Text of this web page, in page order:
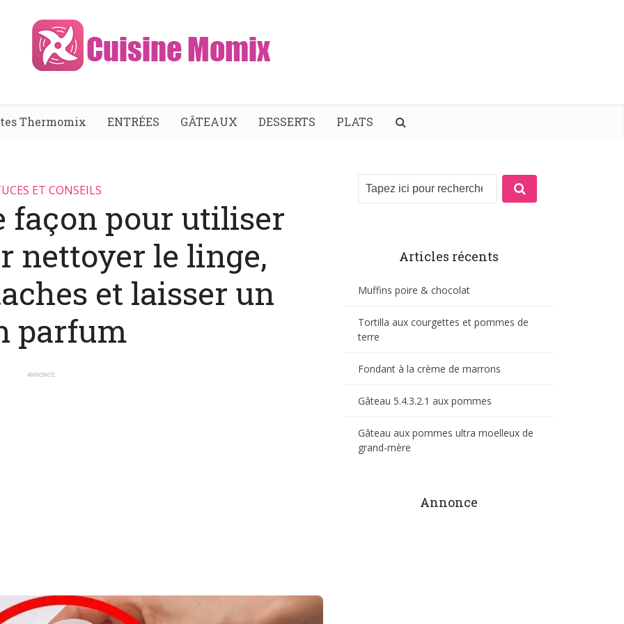
Thermomix ENTRÉES GÂTEAUX DESSERTS PLATS
ET CONSEILS
façon pour utiliser
nettoyer le linge,
et laisser un
parfum
ANNONCE
Articles récents
Muffins poire & chocolat
Tortilla aux courgettes et pommes de
terre
Fondant à la crème de marrons
Gâteau 5.4.3.2.1 aux pommes
Gâteau aux pommes ultra moelleux de
grand-mère
Annonce